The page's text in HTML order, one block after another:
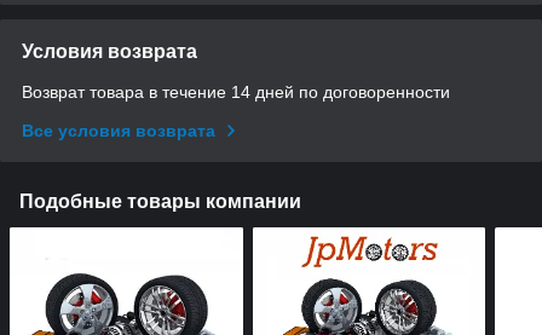
Условия возврата
Возврат товара в течение 14 дней по договоренности
Все условия возврата
Подобные товары компании